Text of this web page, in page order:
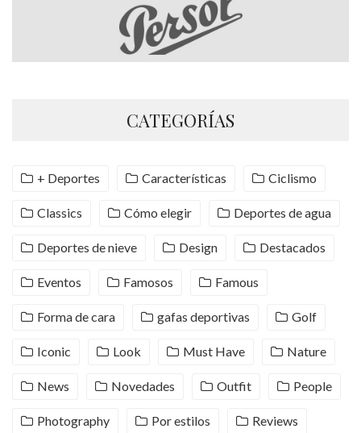
CATEGORÍAS
+ Deportes Características Ciclismo
Classics Cómo elegir Deportes de agua
Deportes de nieve Design Destacados
Eventos Famosos Famous
Forma de cara gafas deportivas Golf
Iconic Look Must Have Nature
News Novedades Outfit People
Photography Por estilos Reviews